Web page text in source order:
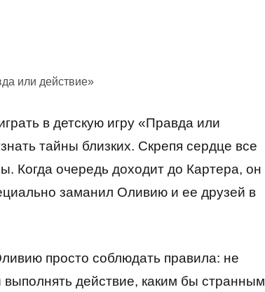
или действие»
в детскую игру «Правда или
тайны близких. Скрепя сердце все
Когда очередь доходит до Картера, он
заманил Оливию и ее друзей в
просто соблюдать правила: не
выполнять действие, каким бы странным